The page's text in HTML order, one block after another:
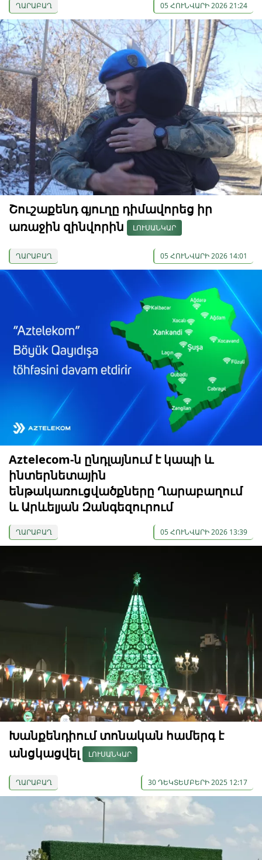
ՂԱՐԱԲԱՂ 05 ՀՈՒՆՎԱՐԻ 2026 21:24
Շուշաքենդ գյուղը դիմավորեց իր
առաջին զինվորին
ԼՈՒՍԱՆԿԱՐ
ՂԱՐԱԲԱՂ 05 ՀՈՒՆՎԱՐԻ 2026 14:01
Aztelecom-ն ընդլայնում է կապի և
ինտերնետային
ենթակառուցվածքները Ղարաբաղում
և Արևելյան Զանգեզուրում
ՂԱՐԱԲԱՂ 05 ՀՈՒՆՎԱՐԻ 2026 13:39
Խանքենդիում տոնական համերգ է
անցկացվել
ԼՈՒՍԱՆԿԱՐ
ՂԱՐԱԲԱՂ 30 ԴԵԿՏԵՄԲԵՐԻ 2025 12:17